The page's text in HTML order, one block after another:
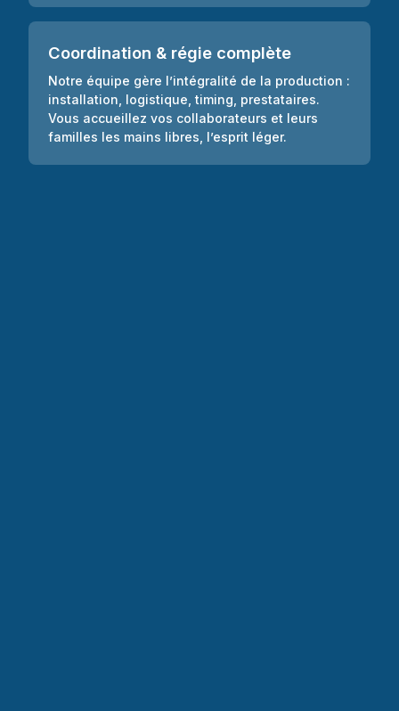
Coordination & régie complète
Notre équipe gère l’intégralité de la production :
installation, logistique, timing, prestataires.
Vous accueillez vos collaborateurs et leurs
familles les mains libres, l’esprit léger.